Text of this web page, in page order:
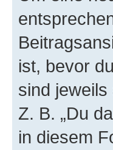
ist, bevor
sind
Z. B. „Du
in diesem